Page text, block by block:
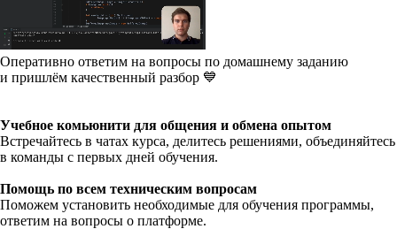
Оперативно ответим на вопросы по домашнему заданию
и пришлём качественный разбор 💙
Учебное комьюнити для общения и обмена опытом
Встречайтесь в чатах курса, делитесь решениями, объединяйтесь
в команды с первых дней обучения.
Помощь по всем техническим вопросам
Поможем установить необходимые для обучения программы,
ответим на вопросы о платформе.